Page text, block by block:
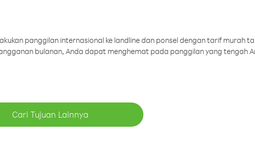
panggilan internasional ke landline dan ponsel dengan tarif murah
bulanan, Anda dapat menghemat pada panggilan yang tengah
Cari Tujuan Lainnya